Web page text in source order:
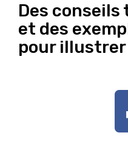
Des
et des
pour illustrer